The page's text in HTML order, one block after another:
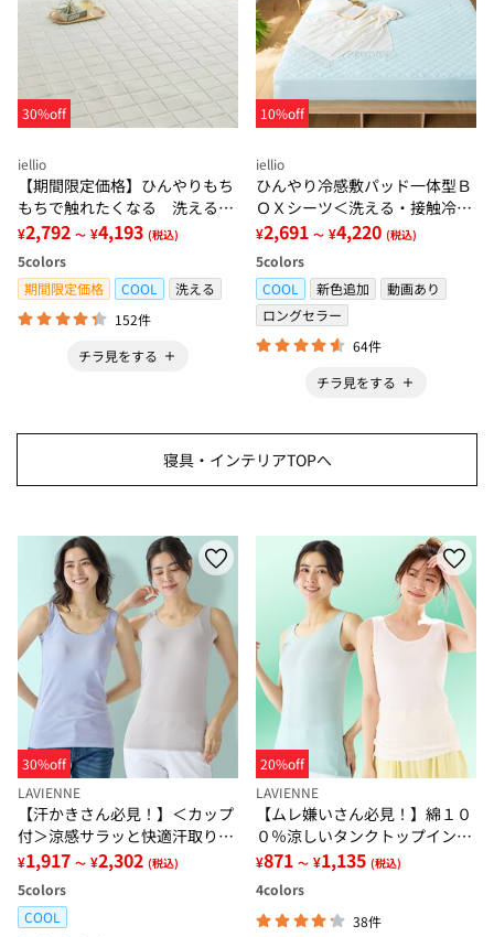
30%off
iellio
【期間限定価格】ひんやりもち
もちで触れたくなる 洗えるラ
グ＜低反発・滑りにくい・接触
冷感・防ダニ・カーペット＞
¥2,792 ～ ¥4,193 (税込)
5colors
期間限定価格
COOL
洗える
152件
チラ見をする
10%off
iellio
ひんやり冷感敷パッド一体型Ｂ
ＯＸシーツ＜洗える・接触冷
感・抗菌防臭・時短・家事楽・
ボックスシーツ・寝苦しさ対策
＞
¥2,691 ～ ¥4,220 (税込)
5colors
COOL
新色追加
動画あり
ロングセラー
64件
チラ見をする
寝具・インテリアTOPへ
30%off
LAVIENNE
【汗かきさん必見！】＜カップ
付＞涼感サラッと快適汗取りタ
ンクトップインナー＜さらりラ
ボ＞
¥1,917 ～ ¥2,302 (税込)
5colors
COOL
20%off
LAVIENNE
【ムレ嫌いさん必見！】綿１０
０％涼しいタンクトップインナ
ー＜さらりラボ＞
¥871 ～ ¥1,135 (税込)
4colors
38件